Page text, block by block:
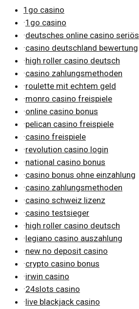
1go casino
·1go casino
·deutsches online casino seriös
·casino deutschland bewertung
·high roller casino deutsch
·casino zahlungsmethoden
·roulette mit echtem geld
·monro casino freispiele
·online casino bonus
·pelican casino freispiele
·casino freispiele
·revolution casino login
·national casino bonus
·casino bonus ohne einzahlung
·casino zahlungsmethoden
·casino schweiz lizenz
·casino testsieger
·high roller casino deutsch
·legiano casino auszahlung
·new no deposit casino
·crypto casino bonus
·irwin casino
·24slots casino
·live blackjack casino